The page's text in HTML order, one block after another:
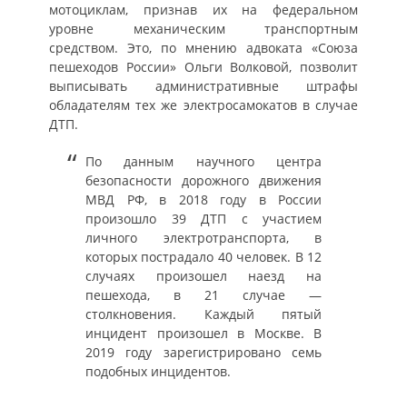
мотоциклам, признав их на федеральном
уровне механическим транспортным
средством. Это, по мнению адвоката «Союза
пешеходов России» Ольги Волковой, позволит
выписывать административные штрафы
обладателям тех же электросамокатов в случае
ДТП.
По данным научного центра
безопасности дорожного движения
МВД РФ, в 2018 году в России
произошло 39 ДТП с участием
личного электротранспорта, в
которых пострадало 40 человек. В 12
случаях произошел наезд на
пешехода, в 21 случае —
столкновения. Каждый пятый
инцидент произошел в Москве. В
2019 году зарегистрировано семь
подобных инцидентов.